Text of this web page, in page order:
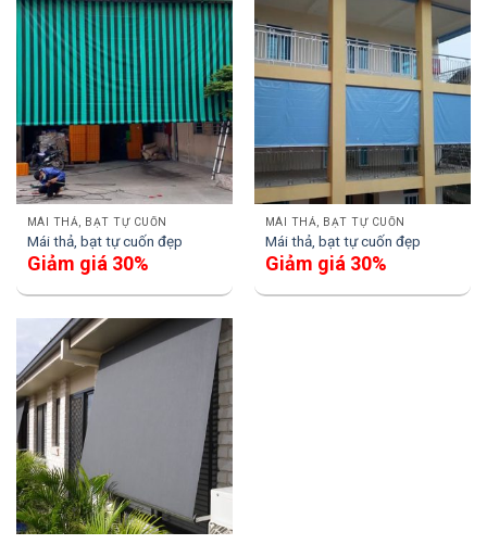
MÁI THẢ, BẠT TỰ CUỐN
Mái thả, bạt tự cuốn đẹp
Giảm giá 30%
MÁI THẢ, BẠT TỰ CUỐN
Mái thả, bạt tự cuốn đẹp
Giảm giá 30%